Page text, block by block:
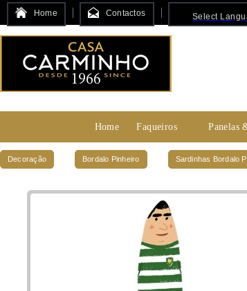
Home Contactos Select
Home Faqueiros Panelas
Decoração Bordalo Pinheiro Sardinhas Bordalo